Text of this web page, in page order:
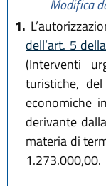
Modifica
1.
dell’art. 5
(Interventi
turistiche,
economiche
derivante
materia di
1.273.000,00.